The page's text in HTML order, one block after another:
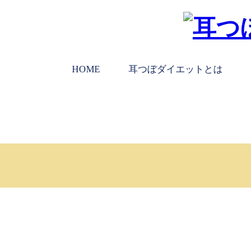
HOME 耳つぼダイエットとは